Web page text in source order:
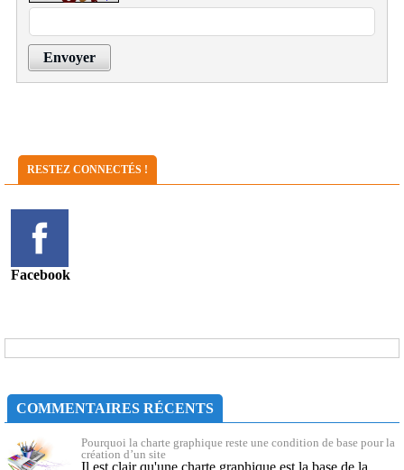
Envoyer
RESTEZ CONNECTÉS !
Facebook
COMMENTAIRES RÉCENTS
Pourquoi la charte graphique reste une condition de base pour la
création d’un site
Il est clair qu'une charte graphique est la base de la